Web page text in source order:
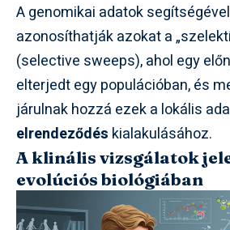
A genomikai adatok
azonosíthatják azokat a
(selective sweeps), ahol egy
elterjedt egy populációban, és
járulnak hozzá ezek a lokális
elrendeződés kialakulásához.
A klinális vizsgálatok
evolúciós biológiában